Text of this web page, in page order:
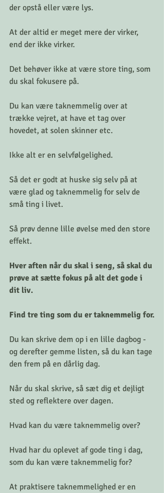
der opstå eller være lys.
At der altid er meget mere der virker,
end der ikke virker.
Det behøver ikke at være store ting, som
du skal fokusere på.
Du kan være taknemmelig over at
trække vejret, at have et tag over
hovedet, at solen skinner etc.
Ikke alt er en selvfølgelighed.
Så det er godt at huske sig selv på at
være glad og taknemmelig for selv de
små ting i livet.
Så prøv denne lille øvelse med den store
effekt.
Hver aften når du skal i seng, så skal du
prøve at sætte fokus på alt det gode i
dit liv.
Find tre ting som du er taknemmelig for.
Du kan skrive dem op i en lille dagbog -
og derefter gemme listen, så du kan tage
den frem på en dårlig dag.
Når du skal skrive, så sæt dig et dejligt
sted og reflektere over dagen.
Hvad kan du være taknemmelig over?
Hvad har du oplevet af gode ting i dag,
som du kan være taknemmelig for?
At praktisere taknemmelighed er en